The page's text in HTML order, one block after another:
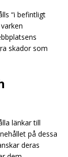
“i befintligt
skador som
länkar till
på dessa
deras